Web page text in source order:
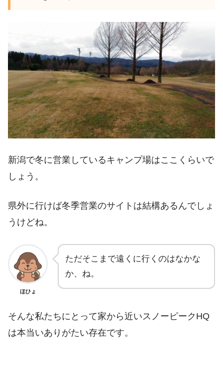
新潟で冬に営業しているキャンプ場はここくらいで
しょう。
県外に行けば冬季営業のサイトは結構あるんでしょ
うけどね。
ほひょ
ただそこまで遠くに行くのはなかな
か、ね。
そんな私たちにとって家から近いスノーピークHQ
は本当いありがたい存在です。